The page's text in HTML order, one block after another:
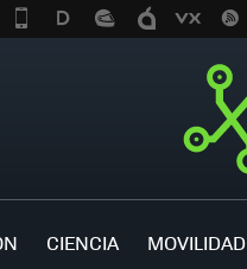
CIENCIA MOVILIDAD